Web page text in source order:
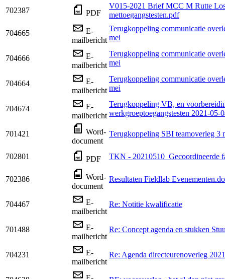
702387 PDF
V015-2021 Brief MCC M Rutte
mettoegangstesten.pdf
704665
E-
mailbericht
Terugkoppeling communicatie
mei
704666
E-
mailbericht
Terugkoppeling communicatie
mei
704664
E-
mailbericht
Terugkoppeling communicatie
mei
704674
E-
mailbericht
Terugkoppeling VB, en
werkgroeptoegangstesten 2021-05-
701421
Word-
document
Terugkoppeling SBI teamoverleg 3
702801 PDF TKN - 20210510_Gecoordineerde
702386
Word-
document
Resultaten Fieldlab
704467
E-
mailbericht
Re: Notitie kwalificatie
701488
E-
mailbericht
Re: Concept agenda en stukken
704231
E-
mailbericht
Re: Agenda directeurenoverleg